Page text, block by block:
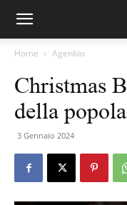
Home Agenbio
Christmas
della
3 Gennaio 2024